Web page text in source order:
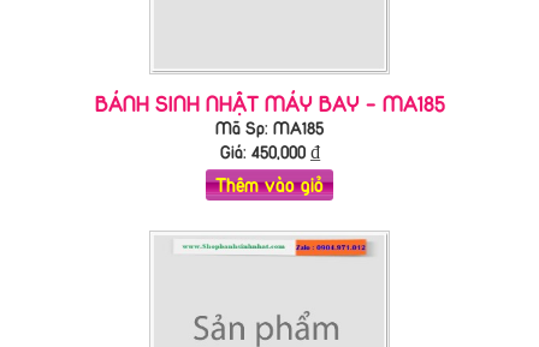
BÁNH SINH NHẬT MÁY BAY - MA185
Mã Sp: MA185
Giá: 450,000₫
Thêm vào giỏ